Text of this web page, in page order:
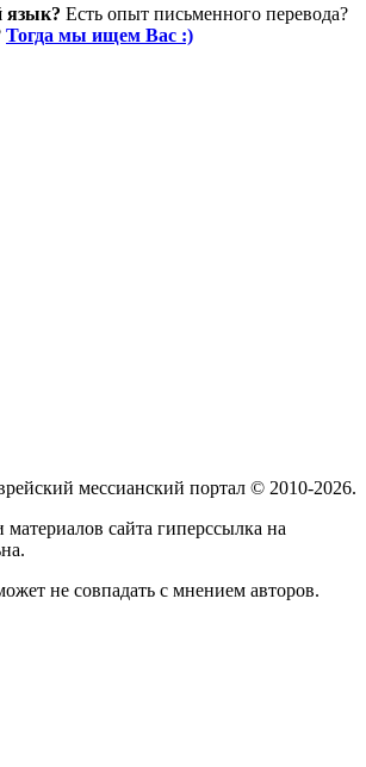
язык? Есть опыт письменного перевода?
Тогда мы ищем Вас :)
мессианский портал © 2010-2026.
сайта гиперссылка на
не совпадать с мнением авторов.